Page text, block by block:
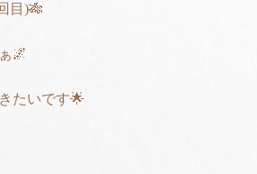
目)🎋
🌌
たいです︎🌟